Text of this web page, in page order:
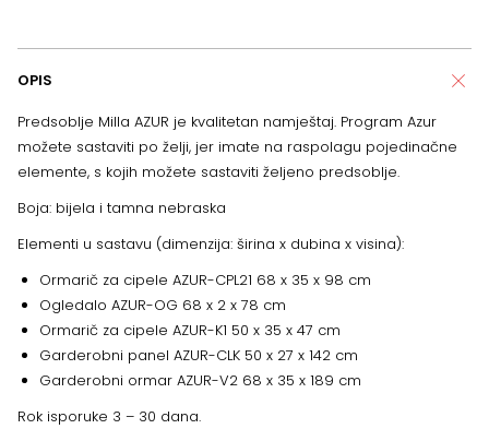
OPIS
Predsoblje Milla AZUR je kvalitetan namještaj. Program Azur
možete sastaviti po želji, jer imate na raspolagu pojedinačne
elemente, s kojih možete sastaviti željeno predsoblje.
Boja: bijela i tamna nebraska
Elementi u sastavu (dimenzija: širina x dubina x visina):
Ormarič za cipele AZUR-CPL21 68 x 35 x 98 cm
Ogledalo AZUR-OG 68 x 2 x 78 cm
Ormarič za cipele AZUR-K1 50 x 35 x 47 cm
Garderobni panel AZUR-CLK 50 x 27 x 142 cm
Garderobni ormar AZUR-V2 68 x 35 x 189 cm
Rok isporuke 3 – 30 dana.